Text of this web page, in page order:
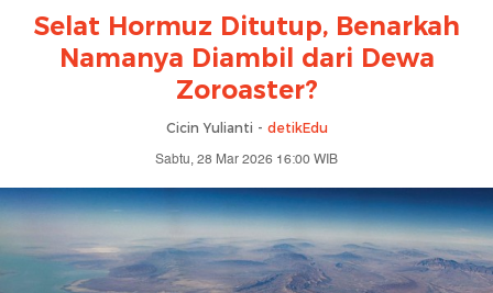
Selat Hormuz Ditutup, Benarkah
Namanya Diambil dari Dewa
Zoroaster?
Cicin Yulianti - detikEdu
Sabtu, 28 Mar 2026 16:00 WIB